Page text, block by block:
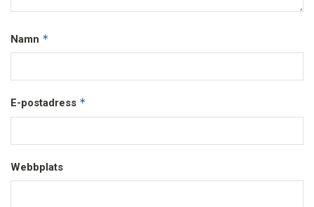
Namn *
E-postadress *
Webbplats